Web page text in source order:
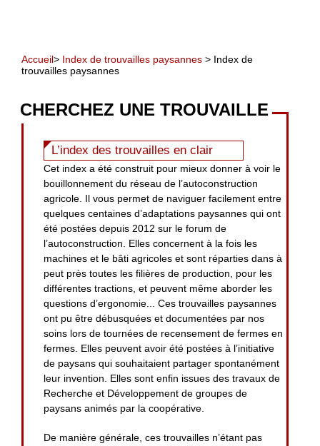
Accueil> Index de trouvailles paysannes > Index de
trouvailles paysannes
CHERCHEZ UNE TROUVAILLE
L’index des trouvailles en clair
Cet index a été construit pour mieux donner à voir le
bouillonnement du réseau de l’autoconstruction
agricole. Il vous permet de naviguer facilement entre
quelques centaines d’adaptations paysannes qui ont
été postées depuis 2012 sur le forum de
l’autoconstruction. Elles concernent à la fois les
machines et le bâti agricoles et sont réparties dans à
peut près toutes les filières de production, pour les
différentes tractions, et peuvent même aborder les
questions d’ergonomie... Ces trouvailles paysannes
ont pu être débusquées et documentées par nos
soins lors de tournées de recensement de fermes en
fermes. Elles peuvent avoir été postées à l’initiative
de paysans qui souhaitaient partager spontanément
leur invention. Elles sont enfin issues des travaux de
Recherche et Développement de groupes de
paysans animés par la coopérative.
De manière générale, ces trouvailles n’étant pas